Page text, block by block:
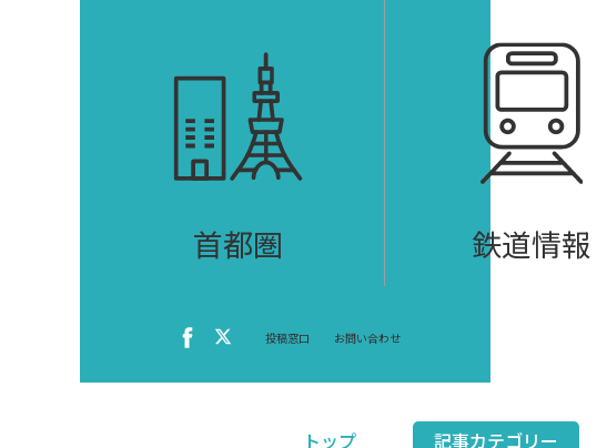
首都圏 鉄道情報
投稿窓口 お問い合わせ
トップ
記事カテゴリー